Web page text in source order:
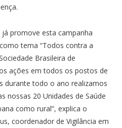
promove esta campanha
tema “Todos contra a
Brasileira de
ações em todos os postos de
durante todo o ano realizamos
nossas 20 Unidades de Saúde
como rural”, explica o
coordenador de Vigilância em